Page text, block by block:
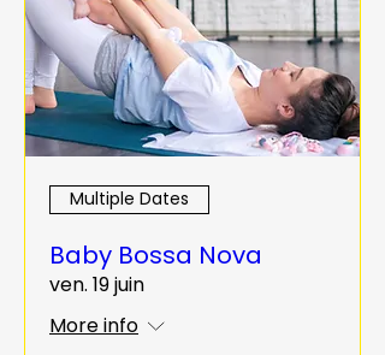
Multiple Dates
Baby Bossa Nova
ven. 19 juin
More info